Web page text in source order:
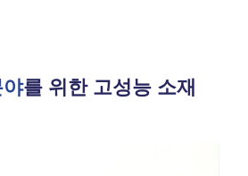
를 위한 고성능 소재